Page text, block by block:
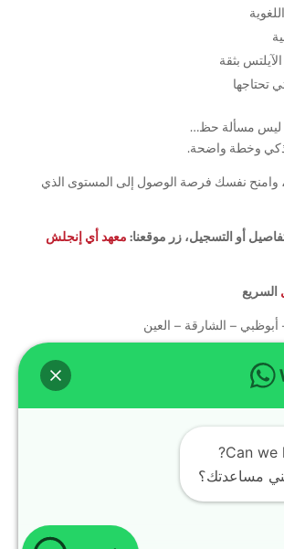
بثقة
تحتاجها
ذكي وخطة واضحة.
وامنح نفسك فرصة الوصول إلى المستوى الذي
أو التسجيل، زر موقعنا:معهد أي إنجلش
السريع
– الشارقة – العين
والجدول الأسبوعي:
Can we
مساعدتك؟